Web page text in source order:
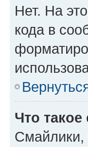
Нет. На
кода в
Что
Смайлики,